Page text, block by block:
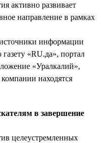
активно развивает
направление в рамках
информации
«RU.да», портал
«Уралкалий»,
находятся
в завершение
целеустремленных